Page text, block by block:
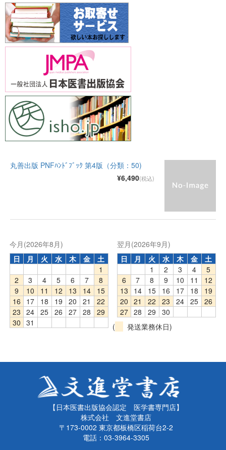
丸善出版 PNFﾊﾝﾄﾞﾌﾞｯｸ 第4版（分類：50)
¥6,490(税込)
今月(2026年8月)
日
月 火 水 木 金
土
1
2
3 4 5 6 7
8
9
10 11 12 13 14
15
16
17 18 19 20 21
22
23
24 25 26 27 28
29
30
31
翌月(2026年9月)
日
月 火 水 木 金
土
1
2 3 4
5
6
7 8 9 10 11
12
13
14 15 16 17 18
19
20
21 22 23 24 25
26
27 28 29
30
(
発送業務休日)
【日本医書出版協会認定 医学書専門店】
株式会社 文進堂書店
〒173-0002 東京都板橋区稲荷台2-2
電話：03-3964-3305